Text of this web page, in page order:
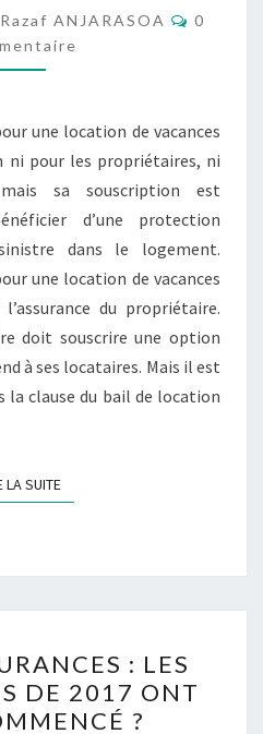
LOCATION
DE
VACANCES
Razaf ANJARASOA
0
une location de vacances
ni pour les propriétaires, ni
sa souscription est
d’une protection
dans le logement.
une location de vacances
du propriétaire.
doit souscrire une option
à ses locataires. Mais il est
la clause du bail de location
LA SUITELIRE LA SUITE
ASSURANCES: LES
DE 2017 ONT
?